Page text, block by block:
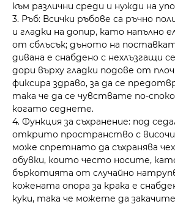
към различни среди и нужди на
3. Ръб: Всички ръбове са ръчно
и гладки на допир, като напълно
от сблъсък; дъното на
дивана е снабдено с нехлъзгащи
дори върху гладки подове от
фиксира здраво, за да се
така че да се чувствате по-
когато седнете.
4. Функция за съхранение: под
открито пространство с
може спретнато да съхранява
обувки, които често носите,
бъркотията от случайно
кожената опора за крака е
куки, така че можете да